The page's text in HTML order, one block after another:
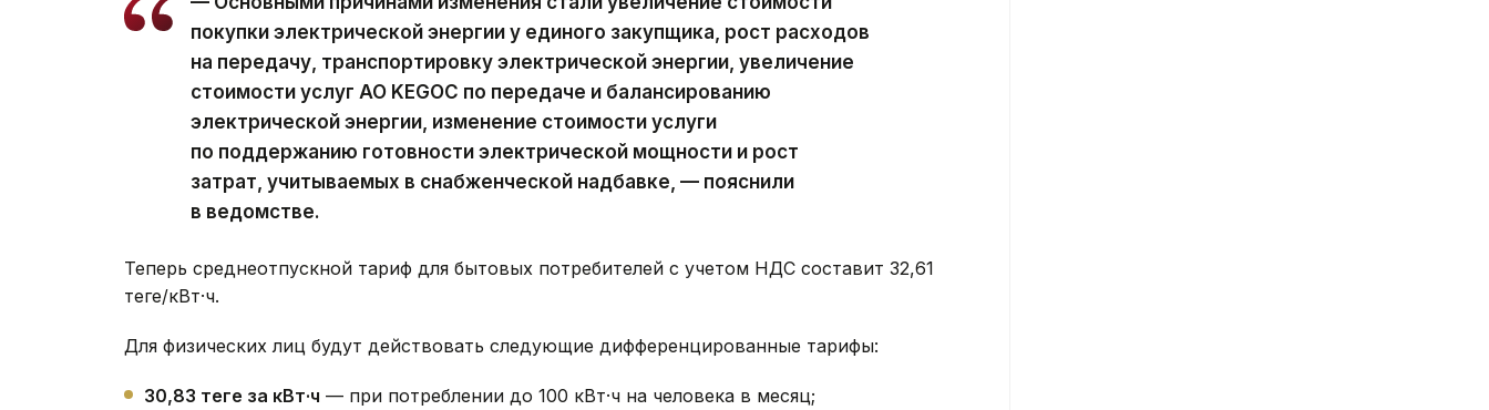
покупки электрической энергии у единого закупщика, рост расходов
на передачу, транспортировку электрической энергии, увеличение
стоимости услуг АО KEGOC по передаче и балансированию
электрической энергии, изменение стоимости услуги
по поддержанию готовности электрической мощности и рост
затрат, учитываемых в снабженческой надбавке, — пояснили
в ведомстве.
Теперь среднеотпускной тариф для бытовых потребителей с учетом НДС составит 32,61
теңге/кВт·ч.
Для физических лиц будут действовать следующие дифференцированные тарифы:
30,83 теңге за кВт·ч — при потреблении до 100 кВт·ч на человека в месяц;